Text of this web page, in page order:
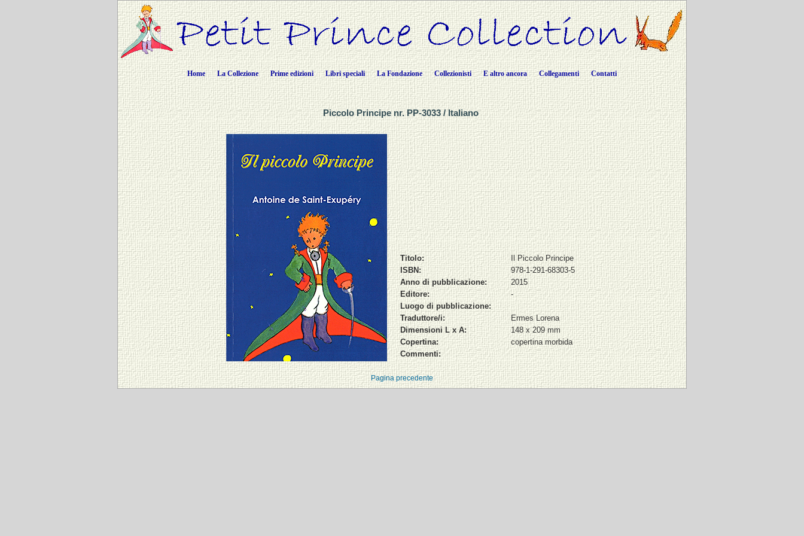
Home La Collezione Prime edizioni Libri speciali La Fondazione Collezionisti E altro ancora Collegamenti Contatti
Piccolo Principe nr. PP-3033 / Italiano
Titolo:
Il Piccolo Principe
ISBN:
978-1-291-68303-5
Anno di pubblicazione:
2015
Editore:
-
Luogo di pubblicazione:
Traduttore/i:
Ermes Lorena
Dimensioni L x A:
148 x 209 mm
Copertina:
copertina morbida
Commenti:
Pagina precedente